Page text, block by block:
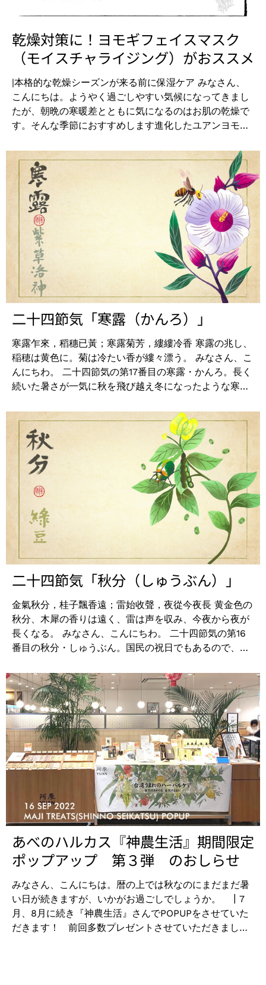
リームを洗い流した後の素肌を触るのが嬉しくなりま
方にオススメです。 ご使用方法例：（例）洗顔 → 化
粧水 → エッセンスオイルや美容液 → スリーピングマス
ソープをお得な価格でお買上いただけるキャンペーンを
いたします。このユチャ油、なかなか馴染みがない名前
かもしれませんが、椿油として有名です。 【特別
10％OFF期間】 2022年10月23日（日）～11月6日
（日） ・クチャソープ 苦茶 固形石けん100g ツバキと
物でお肌に浸透しやすく、潤いを与えます。長時間のエ
アコンなどでひどく乾燥しているお肌の方におすすめで
す。乾燥する季節にはまさにピッタリな石けんです。
¥2,145 (税込) → ¥1,930 (税込) ｜二十四節気
月05日 ・春分 03月21日 ・清明 04月05日 ・穀雨
04月20日 ・立夏 05月05日 ・小満 05月21日 ・芒
種 06月06日 ・夏至 06月21日 ・小暑 07月07日 ・
大暑 07月23日 ・立秋 08月07日 ・処暑 08月23日
・白露 09月08日 ・秋分 09月23日 ・寒露 10月08
日 ・霜降 10月23日 ・立冬 11月07日 ・小雪 11月22
日 ・大雪 12月07日 ・冬至 12月22日 ・小寒 01月06
日 ・大寒 01月20日 阿原YUAN日本正規代理店では、
こちらのオフィシャルサイトをはじめ、Instagramや
Twitterでも随時情報を発信しています。...
乾燥対策に！ヨモギフェイスマスク
（モイスチャライジング）がおススメ
|本格的な乾燥シーズンが来る前に保湿ケア みなさん、
こんにちは。ようやく過ごしやすい気候になってきまし
たが、朝晩の寒暖差とともに気になるのはお肌の乾燥で
す。そんな季節におすすめします進化したユアンヨモギ
肌に密着する新感覚ゲルマスク。乾燥しがちな肌を優し
く包み込むスペシャルケアで、強さみなぎる輝き溢れる
肌へ。 ヨモギの持つ生命力を素肌で感じていただけま
す。 |潤いの追求 このヨモギフェイスマスクは、「潤
い」 を追求した天然ゲルマスクが特徴。保湿成分をたっ
ぷりと配合し、ゲル特有のやわらかさで肌にピタッと密
着することで肌の奥深くまで水分を浸透させます。通常
のシートマスクに比べ20％もの水分量を高め、潤いを長
時間キープすることができます。 |主成分のヨモギエキ
ス 主成分のヨモギエキスは、豊富なビタミンⅭとクロロ
フィルがなめらかで弾力のある肌に導きます。 ネムノキ
樹皮エキスは、肌のキメを整え、トーンアップさせ肌に
透明感を与えます。コメヌカエキスには豊富なポリフェ
ノールが含まれており、肌にハリとツヤを与えます。 こ
の天然ゲルマスクは、フェイスマスクとしての使用後
は、お湯に溶かすことによってボディケアにもお使いい
たただける環境にやさしい素材でできています。植物や
用をオススメします！ ＜ご使用方法＞ ①洗顔後、白
いプラシートと青い布シートを取り除き、ゲルマスクを
お顔に密着させてください。 ②10分～15分置き、シート
をはがした後は、指先で軽くマッサージしながら美容成
分をなじませてください。 ③使用したゲルマスクをお湯
に溶かし、フットバスなどのボディケアとしてお使いく
ださい。 使用回数：週1回か2回のスペシャルケアにご
使用ください。 やわらかな天然ゲルシートが肌に密着
する感覚は気持ちよく、やみつきになるかもしれませ
ん！ ぜひ、新感覚フェイスマスクで、肌の角質層まで潤
いが届く感覚をお試しください。 ヨモギフェイスマス
ク（モイスチャライジング） |期間限定お求めやすい価
格 【特別20％OFF期間】 2022年10月20日（木）～10
￥4,752-(税込） まずは一度使ってみたい方へ。1枚売
りをご用意しました！ 1枚売り ￥1,320-（税込） 阿
原YUAN日本正規代理店では、こちらのオフィシャルサ
イトをはじめ、InstagramやTwitterでも随時情報を発信
いね Instagram ＠
yuansoapjapan https://www.instagram.com/
Twitter
@yuansoapjapan https://twitter.com/yuansoapjapan
二十四節気「寒露（かんろ）」
寒露乍來，稻穗已黃；寒露菊芳，縷縷冷香 寒露の兆し、
稲穂は黄色に。菊は冷たい香が縷々漂う。 みなさん、こ
んにちわ。 二十四節気の第17番目の寒露・かんろ。長く
続いた暑さが一気に秋を飛び越え冬になったような寒さ
をつけください。 ｜寒露とは そのものの意味自体は
夏の終わりから秋の初めにかけて野の草に降りる冷たい
露のこといいます。確かにここ数日は朝はめっきり寒く
なってきています。また、この時期は、雁などの冬の鳥
が飛来し始め、菊の花も咲き、実りの収穫が訪れます。
天候も安定しだして、秋の澄み切った空を感じられま
す。 ｜そんな寒露のこの時期は、 阿原YUANでは「ロ
ーゼル」のハーブを使用した紫草洛神（ハイビスカス）
ソープをお求めやすい10％OFFにてご提供いたします。
ちなみに、日本のユアンでは紫草洛神をハイビスカスソ
ープとして長らく販売しています。紫草洛神というのは
正確にはローゼルとムラサキのことを指しますが、ハイ
ビスカスティーなどと同じくローゼル使用であのハイビ
スカスの花ではありませんが、今後も末永くご使用いた
だければ幸いです。もちろん、あのハイビスカスの花の
エキスも使用しております。 【特別10％OFF期間】
2022年10月8日（土）～10月23日（日） ・紫草洛神
かな美肌へ導きます。つっぱり感を和らげながら、さっ
ぱりと洗いあげ、透き通るような美しい肌へ。日やけに
よるシミ、そばかすも防ぎます。 ¥1,540 (税込) →
¥1,386 (税込) ・紫草洛神（ハイビスカス） 串型ソープ
100g ¥2,200 (税込) → ¥1,980 (税込) ｜二十四節
気2022 ・立春 02月04日 ・雨水 02月19日 ・啓蟄
03月05日 ・春分 03月21日 ・清明 04月05日 ・穀
雨 04月20日 ・立夏 05月05日 ・小満 05月21日 ・
芒種 06月06日 ・夏至 06月21日 ・小暑 07月07日
・大暑 07月23日 ・立秋 08月07日 ・処暑 08月23
日 ・白露 09月08日 ・秋分 09月23日 ・寒露 10月
08日 ・霜降 10月23日 ・立冬 11月07日 ・小雪 11月
22日 ・大雪 12月07日 ・冬至 12月22日...
二十四節気「秋分（しゅうぶん）」
金氣秋分，桂子飄香遠；雷始收聲，夜從今夜長 黄金色の
秋分、木犀の香りは遠く、雷は声を収み、今夜から夜が
長くなる。 みなさん、こんにちわ。 二十四節気の第16
番目の秋分・しゅうぶん。国民の祝日でもあるので、馴
分と春分の休日ですが、前年の2月に官報の公告欄で広
告されます。世界的に見ても天文学で毎年異なる日とな
る祝日は珍しいそうです。そして国民の祝日としては、
「祖先をうやまい、なくなった人々をしのぶ。」とされ
ています。 秋分とは 昼と夜の長さが等しくなる日、
暑さ寒さも彼岸までなどで記憶されている方も多いかと
思います。彼岸とは、春分・秋分を中日としその前後3
日間の計7日間を指します。この時に行う仏事を彼岸会
と言い、前述のとおり、祖先に感謝をする日です。ぼた
もち、おはぎを食べるのもこうしたお供え物から来てい
ます。 そんな秋分のこの時期は、 阿原YUANでは「緑
豆」のハーブを使用したハトムギリョクトウソープをお
求めやすい10％OFFにてご提供いたします。 【特別
10％OFF期間】 2022年9月23日（金）～10月7日
汚れをきれいに落しながら、きめ細かい透明肌へ。汚れ
や角質によるくすみを改善し、毛穴を洗浄します。潤い
のあるみずみずしく透明感のある美肌へ導きます。
¥1,540 (税込) → ¥1,386 (税込) 二十四節気2022 ・
あべのハルカス『神農生活』期間限定
ポップアップ 第３弾 のおしらせ
みなさん、こんにちは。暦の上では秋なのにまだまだ暑
い日が続きますが、いかがお過ごしでしょうか。 ┃7
月、8月に続き『神農生活』さんでPOPUPをさせていた
だきます！ 前回多数プレゼントさせていただきました